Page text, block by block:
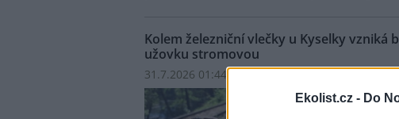
Ekolist.cz - Do
Kolem železniční vlečky u Kyselky vzniká
užovku stromovou
31.7.2026 01:44 | KYSELKA (ČTK)
Kolem